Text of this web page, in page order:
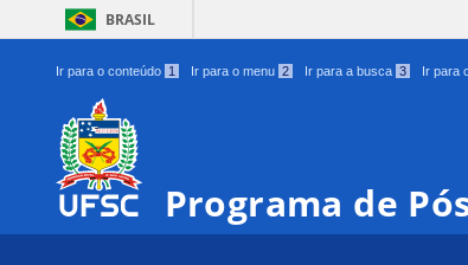
BRASIL
Ir para o conteúdo 1 Ir para o menu 2 Ir para a busca 3 Ir para
Programa de